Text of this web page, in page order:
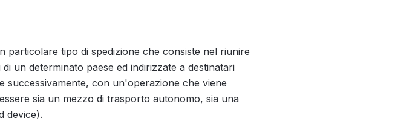
particolare tipo di spedizione che consiste nel riunire
un determinato paese ed indirizzate a destinatari
con un'operazione che viene
sia un mezzo di trasporto autonomo, sia una
device).